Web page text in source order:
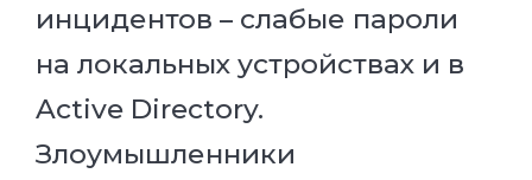
инцидентов – слабые пароли
на локальных устройствах и в
Active Directory.
Злоумышленники